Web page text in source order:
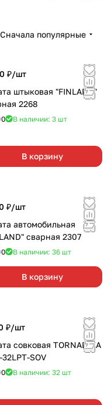
Сначала популярные
₽/шт
штыковая "FINLAND"
2268
0 В наличии: 3 шт
В корзину
₽/шт
автомобильная
сварная 2307
0 В наличии: 36 шт
В корзину
₽/шт
совковая TORNADICA
32LPT-SOV
0 В наличии: 32 шт